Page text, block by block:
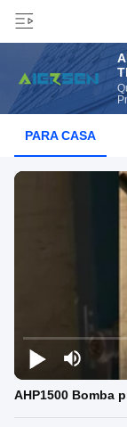
PARA CASA
AHP1500 Bomba